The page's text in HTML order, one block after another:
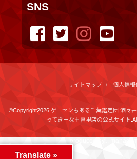
SNS
サイトマップ 個人情報
©Copyright2026ゲーセンもある千葉鑑定団 酒々
ってきーな＋冨里店の公式サイト
Translate »